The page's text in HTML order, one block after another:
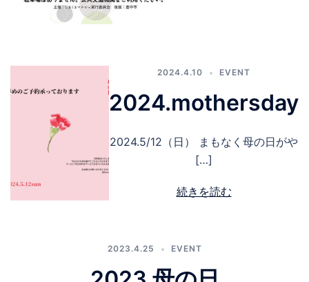
2024.4.10 EVENT
2024.mothersday
2024.5/12（日） まもなく母の日がや
[…]
続きを読む
2023.4.25 EVENT